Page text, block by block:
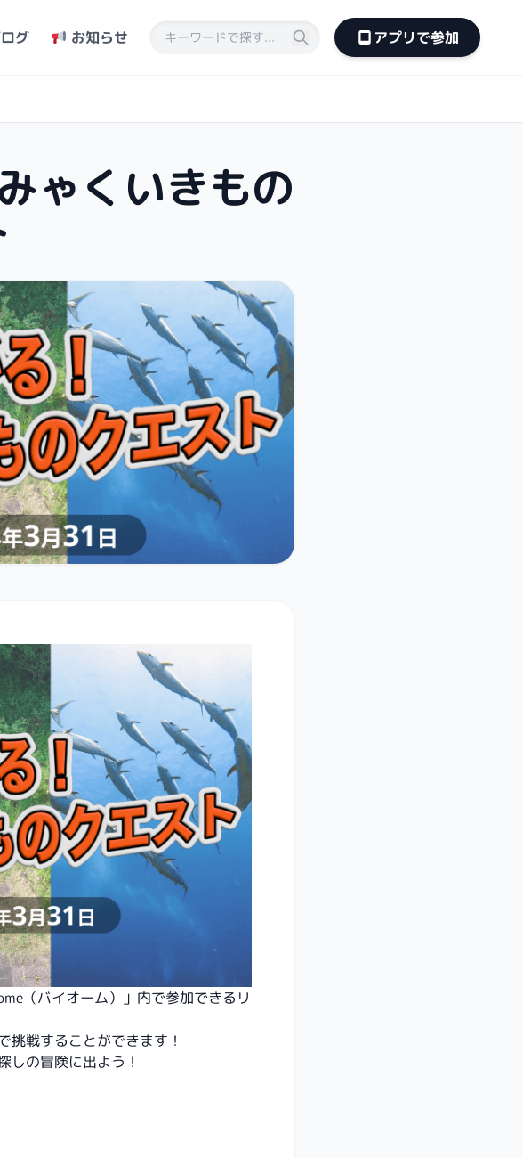
グ お知らせ アプリで参加
ゃくいきもの
（バイオーム）」内で参加できるリ
挑戦することができます！
しの冒険に出よう！